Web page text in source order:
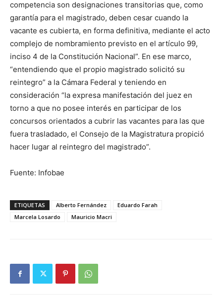
competencia son designaciones transitorias que, como
garantía para el magistrado, deben cesar cuando la
vacante es cubierta, en forma definitiva, mediante el acto
complejo de nombramiento previsto en el artículo 99,
inciso 4 de la Constitución Nacional”. En ese marco,
“entendiendo que el propio magistrado solicitó su
reintegro” a la Cámara Federal y teniendo en
consideración “la expresa manifestación del juez en
torno a que no posee interés en participar de los
concursos orientados a cubrir las vacantes para las que
fuera trasladado, el Consejo de la Magistratura propició
hacer lugar al reintegro del magistrado”.
Fuente: Infobae
ETIQUETAS Alberto Fernández
Eduardo Farah
Marcela Losardo
Mauricio Macri